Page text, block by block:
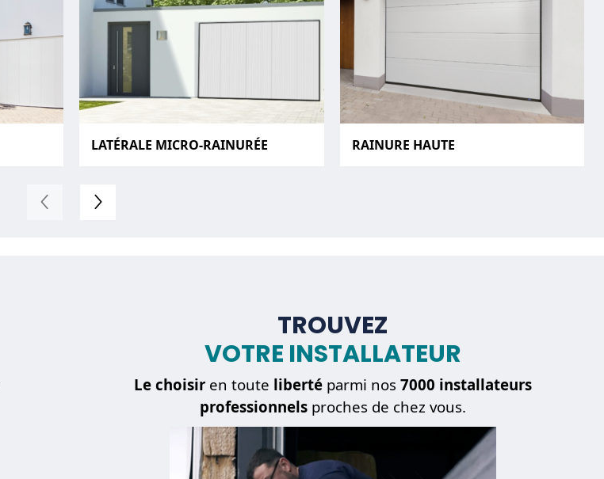
LATÉRALE MICRO-RAINURÉE RAINURE HAUTE
TROUVEZ
VOTRE INSTALLATEUR
Le choisir en toute liberté parmi nos 7000 installateurs
professionnels proches de chez vous.